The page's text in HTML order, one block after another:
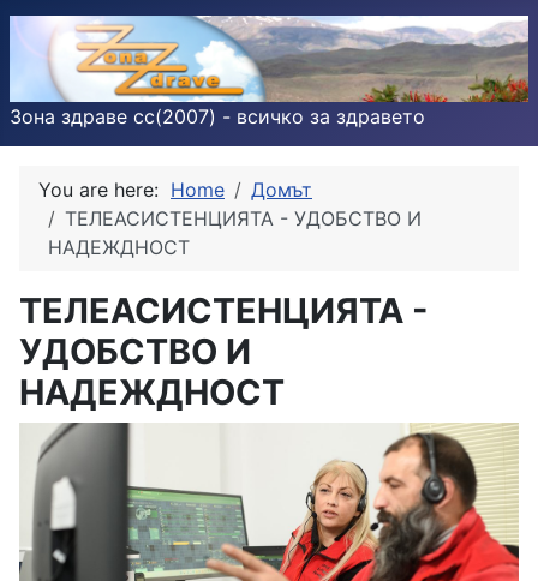
Зона здраве cc(2007) - всичко за здравето
You are here: Home
Домът
ТЕЛЕАСИСТЕНЦИЯТА - УДОБСТВО И
НАДЕЖДНОСТ
ТЕЛЕАСИСТЕНЦИЯТА -
УДОБСТВО И
НАДЕЖДНОСТ